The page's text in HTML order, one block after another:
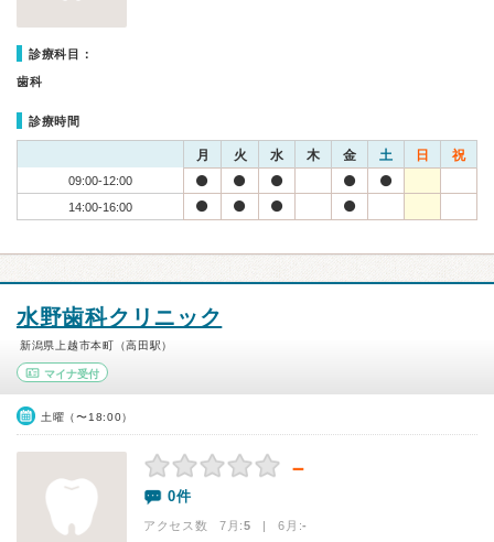
診療科目：
歯科
診療時間
月 火 水 木 金 土 日 祝
09:00-12:00
14:00-16:00
水野歯科クリニック
新潟県上越市本町（高田駅）
マイナ受付
土曜（〜18:00）
－
0件
アクセス数 7月:5 | 6月:-